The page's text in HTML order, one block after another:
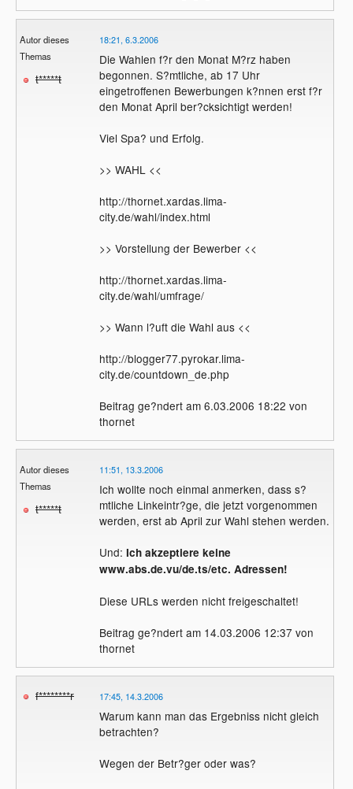
Autor dieses
Themas
t*****t
18:21, 6.3.2006
Die Wahlen f?r den Monat M?rz haben
begonnen. S?mtliche, ab 17 Uhr
eingetroffenen Bewerbungen k?nnen erst f?r
den Monat April ber?cksichtigt werden!
Viel Spa? und Erfolg.
>> WAHL <<
http://thornet.xardas.lima-
city.de/wahl/index.html
>> Vorstellung der Bewerber <<
http://thornet.xardas.lima-
city.de/wahl/umfrage/
>> Wann l?uft die Wahl aus <<
http://blogger77.pyrokar.lima-
city.de/countdown_de.php
Beitrag ge?ndert am 6.03.2006 18:22 von
thornet
Autor dieses
Themas
t*****t
11:51, 13.3.2006
Ich wollte noch einmal anmerken, dass s?
mtliche Linkeintr?ge, die jetzt vorgenommen
werden, erst ab April zur Wahl stehen werden.
Und: Ich akzeptiere keine
www.abs.de.vu/de.ts/etc. Adressen!
Diese URLs werden nicht freigeschaltet!
Beitrag ge?ndert am 14.03.2006 12:37 von
thornet
f********r 17:45, 14.3.2006
Warum kann man das Ergebniss nicht gleich
betrachten?
Wegen der Betr?ger oder was?